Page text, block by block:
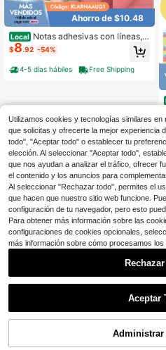
Ahorro de $10.48
Local Notas adhesivas con líneas, 6
blocs, 45 hojas/bloc, colores pastel,
notas adhesivas con líneas, blocs d
e notas adhesivas
$8.92 -54%
4-5 días hábiles Free Shipping
¡10% DE
Utilizamos cookies y tecnologías similares
que solicitas y ofrecerte la mejor experiencia
todo", "Aceptar todo" o establecer tu
elección. Al seleccionar "Aceptar todo",
que nos ayudan a analizar el tráfico, ofrecer
el contenido y los anuncios para
Al seleccionar "Rechazar todo", permites el
que hacen que nuestro sitio web funcione.
configuración de tu navegador, pero esto
Para obtener más información sobre las
configuraciones de cookies opcionales,
más información sobre cómo procesamos los
Aceptar
Administrar